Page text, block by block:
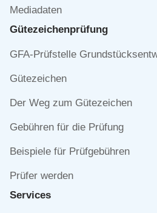
Mediadaten
Gütezeichen­prüfung
Navigation
GFA-Prüfstelle
Gütezeichen
Der Weg zum Gütezeichen
Gebühren für die Prüfung
Beispiele für Prüfgebühren
Prüfer werden
Services